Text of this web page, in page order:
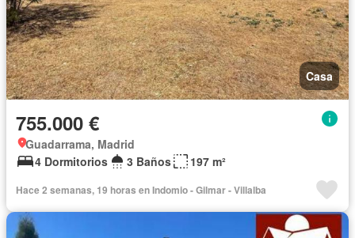
Casa
755.000 €
Guadarrama, Madrid
4 Dormitorios
3 Baños 197 m²
Hace 2 semanas, 19 horas en Indomio - Gilmar - Villalba